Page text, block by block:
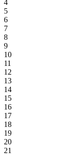
4
5
6
7
8
9
10
11
12
13
14
15
16
17
18
19
20
21